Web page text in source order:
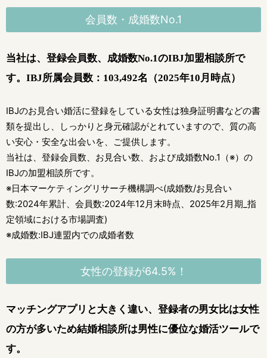
会員数・成婚数No.1
当社は、登録会員数、成婚数No.1のIBJ加盟相談所で
す。 IBJ所属会員数：103,492名（2025年10月時点）
IBJのお見合い婚活に登録をしている女性は独身証明書などの書
類を提出し、
しっかりと身元確認がとれていますので、質の高
い安心・安全な出会いを、ご提供します。
当社は、登録会員数、お見合い数、および成婚数No.1（※）の
IBJの加盟相談所です。
※日本マーケティングリサーチ機構調べ(成婚数/お見合い
数:2024年累計、会員数:2024年12月末時点、2025年2月期_指
定領域における市場調査)
※成婚数:IBJ連盟内での成婚者数
女性の登録が64.5%！
マッチングアプリと大きく違い、登録者の男女比は女性
の方が多いため結婚相談所は男性に優位な婚活ツールで
す。